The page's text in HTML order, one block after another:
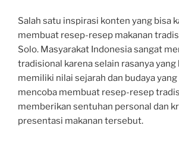
Salah satu inspirasi konten yang bisa
membuat resep-resep makanan
Solo. Masyarakat Indonesia sangat
tradisional karena selain rasanya yang
memiliki nilai sejarah dan budaya
mencoba membuat resep-resep
memberikan sentuhan personal dan
presentasi makanan tersebut.